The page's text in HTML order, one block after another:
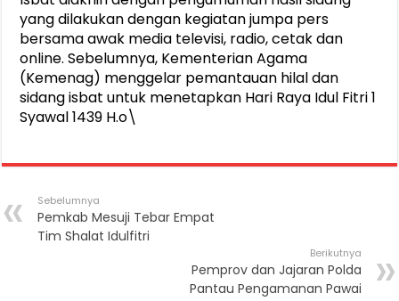
yang dilakukan dengan kegiatan jumpa pers
bersama awak media televisi, radio, cetak dan
online. Sebelumnya, Kementerian Agama
(Kemenag) menggelar pemantauan hilal dan
sidang isbat untuk menetapkan Hari Raya Idul Fitri 1
Syawal 1439 H.o\
Sebelumnya
Pemkab Mesuji Tebar Empat
Tim Shalat Idulfitri
Berikutnya
Pemprov dan Jajaran Polda
Pantau Pengamanan Pawai